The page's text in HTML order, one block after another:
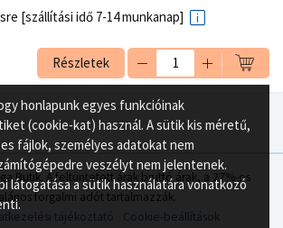
[szállítási idő 7-14 munkanap]
Részletek
Butik. A feltüntetett árak bruttó árak, a 27%-os
forgalmi adót tartalmazzák.
tájékoztató Cookie-beállítások
honlapunk egyes funkcióinak
(cookie-kat) használ. A sütik kis méretű,
fájlok, személyes adatokat nem
veszélyt nem jelentenek.
látogatása a sütik használatára vonatkozó